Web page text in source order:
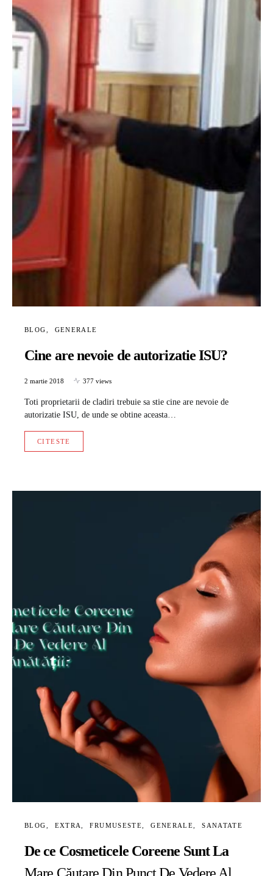
BLOG GENERALE
Cine are nevoie de autorizatie ISU?
2 martie 2018 377 views
Toti proprietarii de cladiri trebuie sa stie cine are nevoie de
autorizatie ISU, de unde se obtine aceasta…
CITESTE
BLOG EXTRA FRUMUSESTE GENERALE SANATATE
De ce Cosmeticele Coreene Sunt La
Mare Căutare Din Punct De Vedere Al